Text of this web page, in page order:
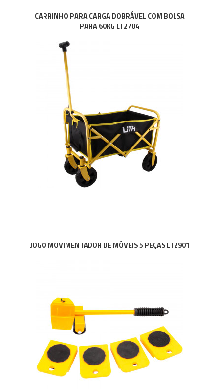
CARRINHO PARA CARGA DOBRÁVEL COM BOLSA
PARA 60KG LT2704
JOGO MOVIMENTADOR DE MÓVEIS 5 PEÇAS LT2901